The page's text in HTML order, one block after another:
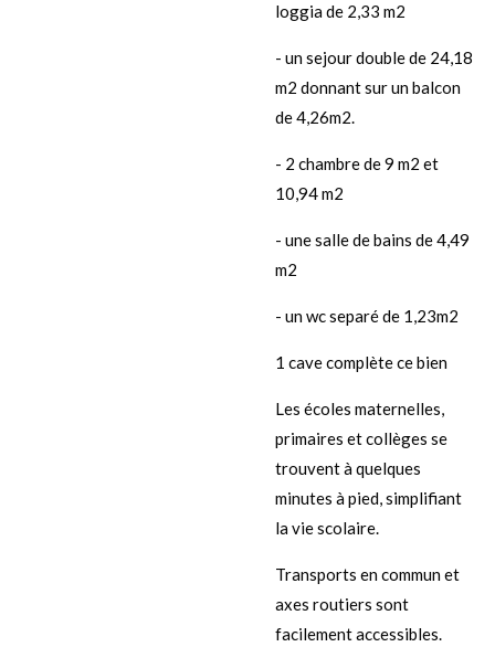
loggia de 2,33 m2
- un sejour double de 24,18
m2 donnant sur un balcon
de 4,26m2.
- 2 chambre de 9 m2 et
10,94 m2
- une salle de bains de 4,49
m2
- un wc separé de 1,23m2
1 cave complète ce bien
Les écoles maternelles,
primaires et collèges se
trouvent à quelques
minutes à pied, simplifiant
la vie scolaire.
Transports en commun et
axes routiers sont
facilement accessibles.